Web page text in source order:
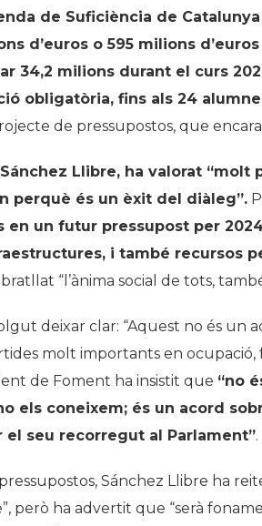
de Suficiència de Catalunya
d’euros o 595 milions
34,2 milions durant el curs
obligatòria, fins als 24
de pressupostos, que
Llibre, ha valorat “molt
perquè és un èxit del diàleg”.
en un futur pressupost per
i també recursos
“l’ànima social de tots,
deixar clar: “Aquest no és un
molt importants en ocupació,
de Foment ha insistit que “no
els coneixem; és un acord
seu recorregut al Parlament”.
Sánchez Llibre ha
però ha advertit que “serà